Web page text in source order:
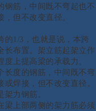
钢筋，中间既不弯起也不
但不改变直径。
的1/3，也就是说，本跨
长布置。架立筋起架立作
上提高梁的承载力。
长度的钢筋，中间既不弯
焊接，但不改变直径。
力钢筋。
梁上部两侧的架力筋必须